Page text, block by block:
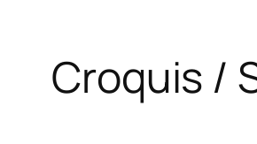
Croquis /